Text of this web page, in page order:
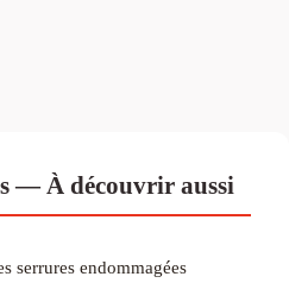
— À découvrir aussi
serrures endommagées